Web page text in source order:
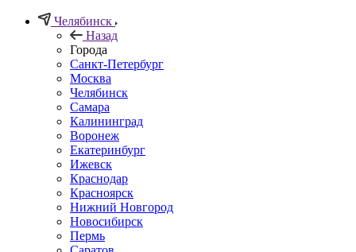
Челябинск
Назад
Города
Санкт-Петербург
Москва
Челябинск
Самара
Калининград
Воронеж
Екатеринбург
Ижевск
Краснодар
Красноярск
Нижний Новгород
Новосибирск
Пермь